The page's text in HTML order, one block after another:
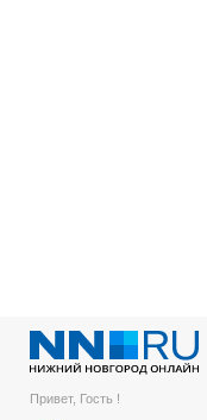
Привет, Гость !